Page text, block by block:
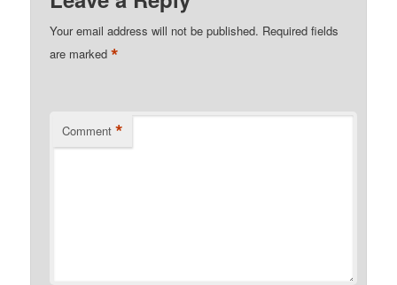
Your email address will not be published. Required fields
are marked*
Comment *